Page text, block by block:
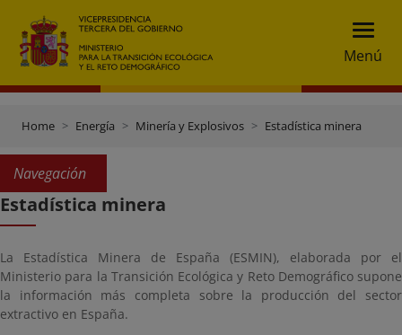
Menú
Home Energía Minería y Explosivos Estadística minera
Navegación
Estadística minera
La Estadística Minera de España (ESMIN), elaborada por el
Ministerio para la Transición Ecológica y Reto Demográfico supone
la información más completa sobre la producción del sector
extractivo en España.